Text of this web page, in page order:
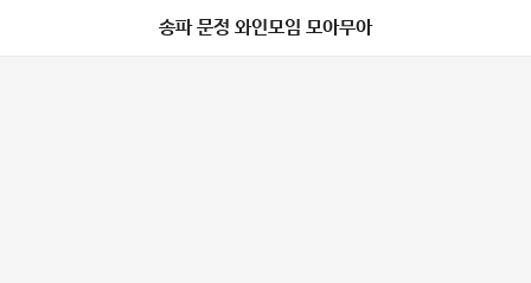
송파 문정 와인모임 모아무아